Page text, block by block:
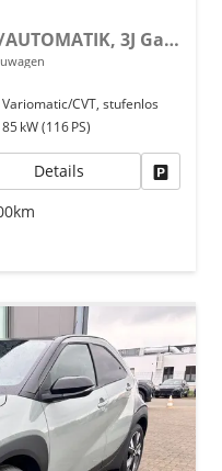
Envy 1.5 Hybrid 115PS CVT/AUTOMATIK, 3J Garantie, 18" Alu, FALTDACH, Smart Entry, Dach schwarz, Privacy-Glas, Sitzheizung, Parksensoren v/h, Rückfahrkamera, 2-Zonen-Klimaautomatik, Audiosystem 10,5" + Cloud-NAVI, Lederlenkrad, ACC, LED-Scheinwerfer, JBL-SOUND
Variomatic/CVT, stufenlos
85 kW (116 PS)
Details